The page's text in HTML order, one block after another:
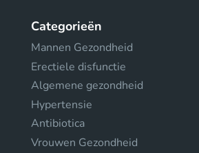
Categorieën
Mannen Gezondheid
Erectiele disfunctie
Algemene gezondheid
Hypertensie
Antibiotica
Vrouwen Gezondheid